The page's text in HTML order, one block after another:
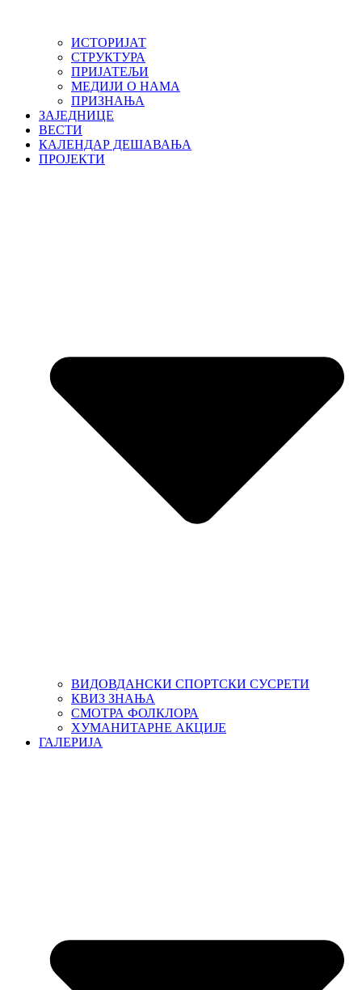
ИСТОРИЈАТ
СТРУКТУРА
ПРИЈАТЕЉИ
МЕДИЈИ О НАМА
ПРИЗНАЊА
ЗАЈЕДНИЦЕ
ВЕСТИ
КАЛЕНДАР ДЕШАВАЊА
ПРОЈЕКТИ
ВИДОВДАНСКИ СПОРТСКИ СУСРЕТИ
КВИЗ ЗНАЊА
СМОТРА ФОЛКЛОРА
ХУМАНИТАРНЕ АКЦИЈЕ
ГАЛЕРИЈА